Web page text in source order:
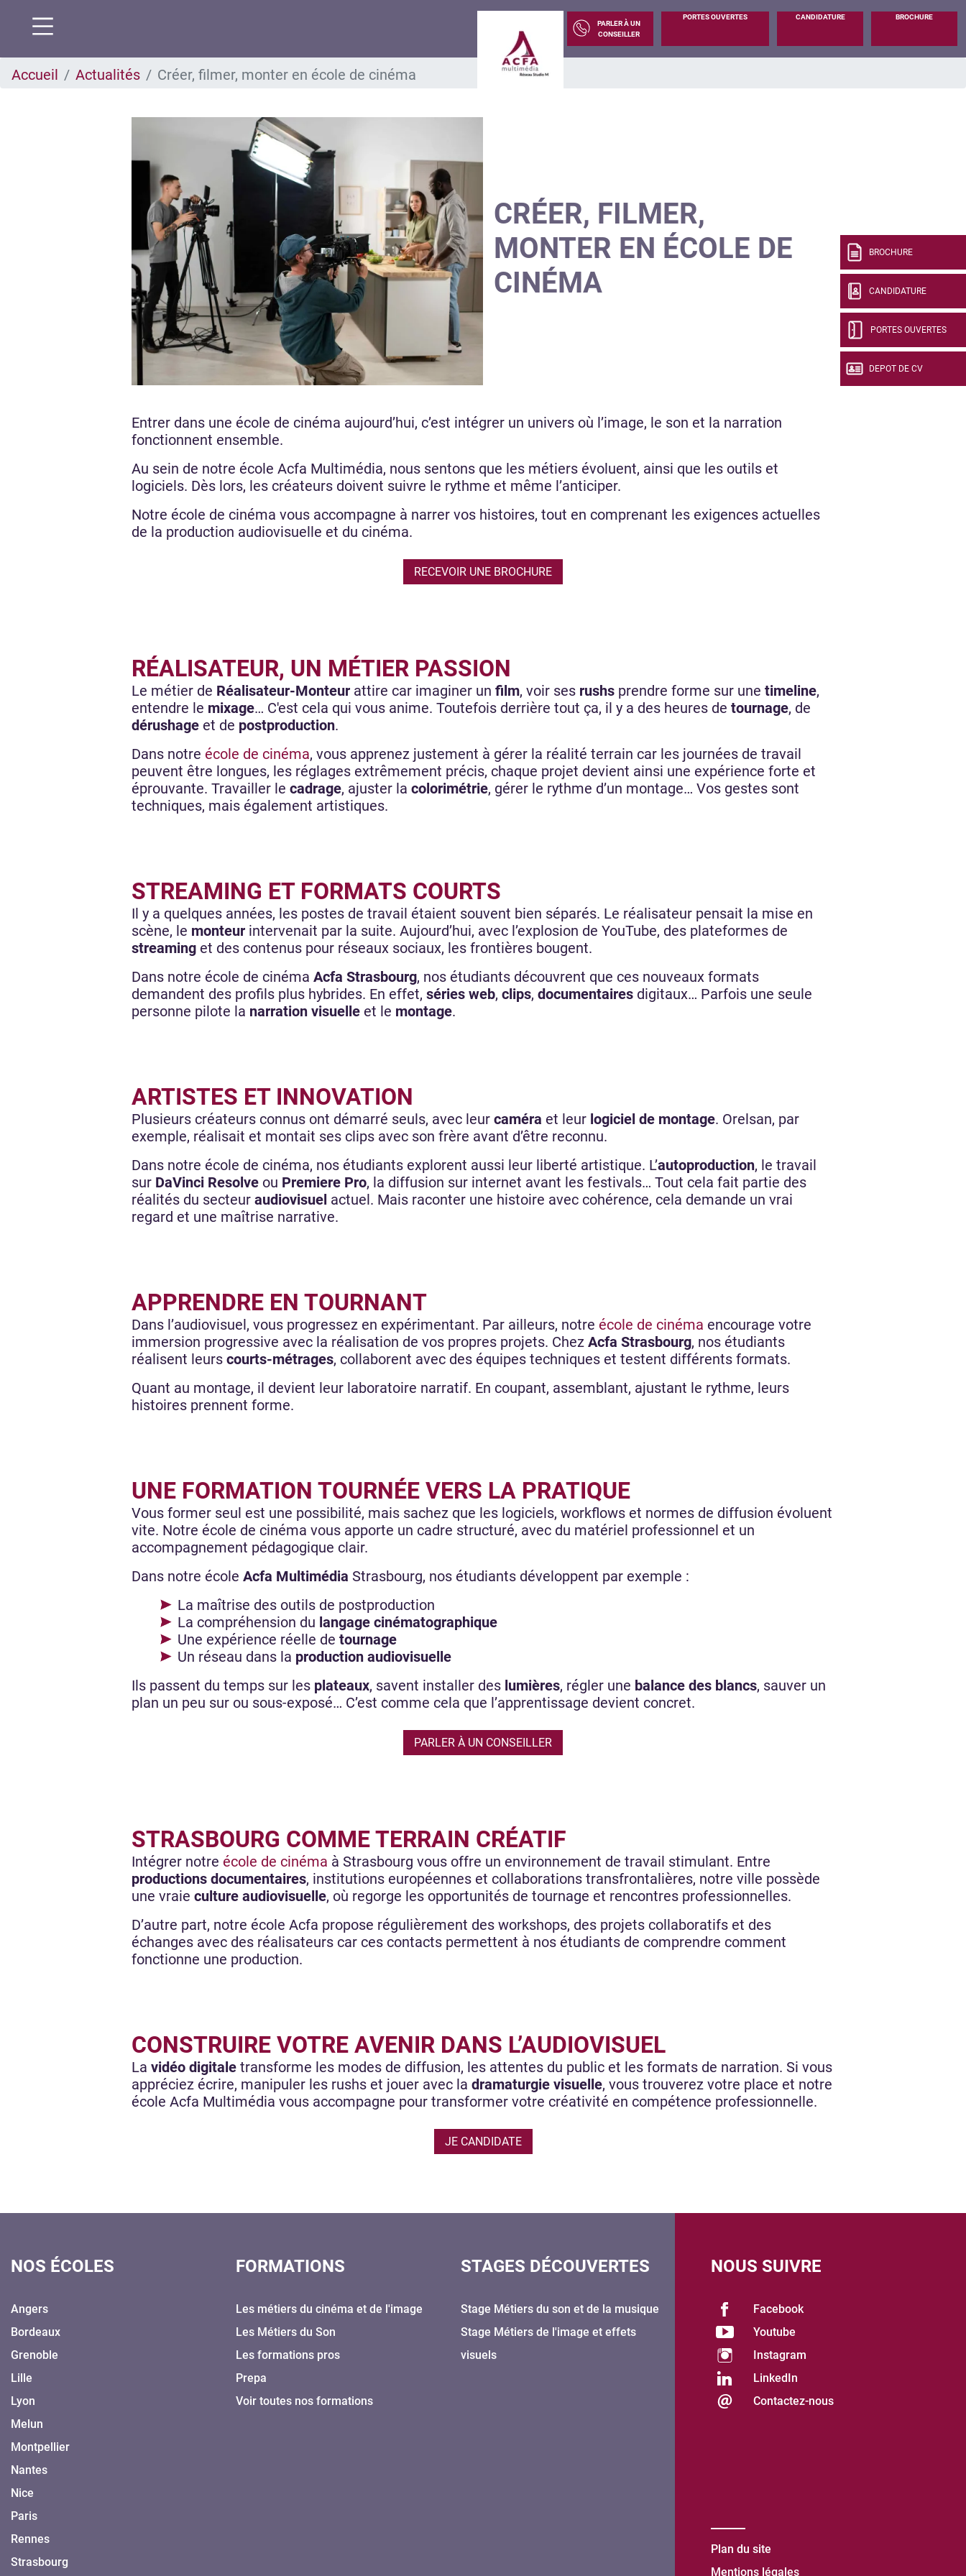
au
PARLER À UN
CONSEILLER
PORTES OUVERTES CANDIDATURE BROCHURE
BROCHURE
CANDIDATURE
PORTES OUVERTES
DEPOT DE CV
Accueil Actualités Créer, filmer, monter en école de cinéma
CRÉER, FILMER,
MONTER EN ÉCOLE DE
CINÉMA
Entrer dans une école de cinéma aujourd’hui, c’est intégrer un univers où l’image, le son et la narration
fonctionnent ensemble.
Au sein de notre école Acfa Multimédia, nous sentons que les métiers évoluent, ainsi que les outils et
logiciels. Dès lors, les créateurs doivent suivre le rythme et même l’anticiper.
Notre école de cinéma vous accompagne à narrer vos histoires, tout en comprenant les exigences actuelles
de la production audiovisuelle et du cinéma.
RECEVOIR UNE BROCHURE
RÉALISATEUR, UN MÉTIER PASSION
Le métier de Réalisateur-Monteur attire car imaginer un film, voir ses rushs prendre forme sur une timeline,
entendre le mixage… C'est cela qui vous anime. Toutefois derrière tout ça, il y a des heures de tournage, de
dérushage et de postproduction.
Dans notre école de cinéma, vous apprenez justement à gérer la réalité terrain car les journées de travail
peuvent être longues, les réglages extrêmement précis, chaque projet devient ainsi une expérience forte et
éprouvante. Travailler le cadrage, ajuster la colorimétrie, gérer le rythme d’un montage… Vos gestes sont
techniques, mais également artistiques.
STREAMING ET FORMATS COURTS
Il y a quelques années, les postes de travail étaient souvent bien séparés. Le réalisateur pensait la mise en
scène, le monteur intervenait par la suite. Aujourd’hui, avec l’explosion de YouTube, des plateformes de
streaming et des contenus pour réseaux sociaux, les frontières bougent.
Dans notre école de cinéma Acfa Strasbourg, nos étudiants découvrent que ces nouveaux formats
demandent des profils plus hybrides. En effet, séries web, clips, documentaires digitaux… Parfois une seule
personne pilote la narration visuelle et le montage.
ARTISTES ET INNOVATION
Plusieurs créateurs connus ont démarré seuls, avec leur caméra et leur logiciel de montage. Orelsan, par
exemple, réalisait et montait ses clips avec son frère avant d’être reconnu.
Dans notre école de cinéma, nos étudiants explorent aussi leur liberté artistique. L’autoproduction, le travail
sur DaVinci Resolve ou Premiere Pro, la diffusion sur internet avant les festivals… Tout cela fait partie des
réalités du secteur audiovisuel actuel. Mais raconter une histoire avec cohérence, cela demande un vrai
regard et une maîtrise narrative.
APPRENDRE EN TOURNANT
Dans l’audiovisuel, vous progressez en expérimentant. Par ailleurs, notre école de cinéma encourage votre
immersion progressive avec la réalisation de vos propres projets. Chez Acfa Strasbourg, nos étudiants
réalisent leurs courts-métrages, collaborent avec des équipes techniques et testent différents formats.
Quant au montage, il devient leur laboratoire narratif. En coupant, assemblant, ajustant le rythme, leurs
histoires prennent forme.
UNE FORMATION TOURNÉE VERS LA PRATIQUE
Vous former seul est une possibilité, mais sachez que les logiciels, workflows et normes de diffusion évoluent
vite. Notre école de cinéma vous apporte un cadre structuré, avec du matériel professionnel et un
accompagnement pédagogique clair.
Dans notre école Acfa Multimédia Strasbourg, nos étudiants développent par exemple :
La maîtrise des outils de postproduction
La compréhension du langage cinématographique
Une expérience réelle de tournage
Un réseau dans la production audiovisuelle
Ils passent du temps sur les plateaux, savent installer des lumières, régler une balance des blancs, sauver un
plan un peu sur ou sous-exposé… C’est comme cela que l’apprentissage devient concret.
PARLER À UN CONSEILLER
STRASBOURG COMME TERRAIN CRÉATIF
Intégrer notre école de cinéma à Strasbourg vous offre un environnement de travail stimulant. Entre
productions documentaires, institutions européennes et collaborations transfrontalières, notre ville possède
une vraie culture audiovisuelle, où regorge les opportunités de tournage et rencontres professionnelles.
D’autre part, notre école Acfa propose régulièrement des workshops, des projets collaboratifs et des
échanges avec des réalisateurs car ces contacts permettent à nos étudiants de comprendre comment
fonctionne une production.
CONSTRUIRE VOTRE AVENIR DANS L’AUDIOVISUEL
La vidéo digitale transforme les modes de diffusion, les attentes du public et les formats de narration. Si vous
appréciez écrire, manipuler les rushs et jouer avec la dramaturgie visuelle, vous trouverez votre place et notre
école Acfa Multimédia vous accompagne pour transformer votre créativité en compétence professionnelle.
JE CANDIDATE
NOS ÉCOLES
Angers
Bordeaux
Grenoble
Lille
Lyon
Melun
Montpellier
Nantes
Nice
Paris
Rennes
Strasbourg
FORMATIONS
Les métiers du cinéma et de l'image
Les Métiers du Son
Les formations pros
Prepa
Voir toutes nos formations
STAGES DÉCOUVERTES
Stage Métiers du son et de la musique
Stage Métiers de l'image et effets
visuels
NOUS SUIVRE
Facebook
Youtube
Instagram
LinkedIn
Contactez-nous
Plan du site
Mentions légales